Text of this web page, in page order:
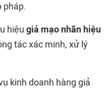
pháp.
hiệu giả mạo nhãn hiệu
tác xác minh, xử lý
kinh doanh hàng giả